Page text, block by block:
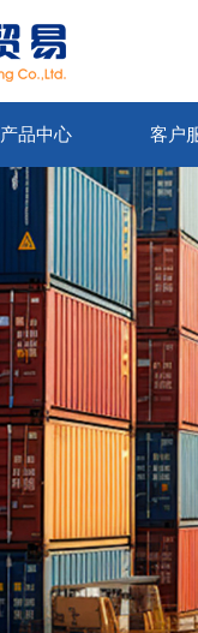
产品中心 客户